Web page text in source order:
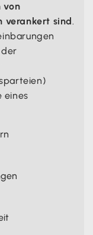
von
verankert sind.
eines